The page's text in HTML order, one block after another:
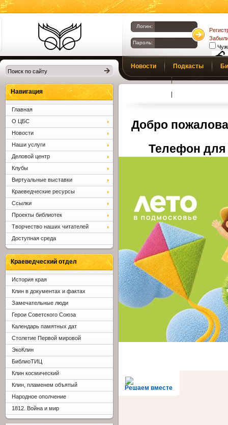
Библиотеки
Клина. Клинская
ЦБС.
Логин:
Пароль:
Новости Подкасты
Добро
Телефон для
Решаем вместе
Навигация
Главная
О ЦБС
Новости
Наши услуги
Деловой центр
Клубы
Виртуальные выставки
Краеведческие ресурсы
Ссылки
Проекты библиотек
Творчество наших читателей
Доступная среда
Краеведческий отдел
История края
Клин в документах и фактах
Замечательные люди
Герои Советского Союза
Календарь памятных дат
Столетие Первой мировой
ЭкоКлин
БиблиоТИЦ
Клин космический
Клин, пламенем объятый
Народное ополчение
1812. Война и мир